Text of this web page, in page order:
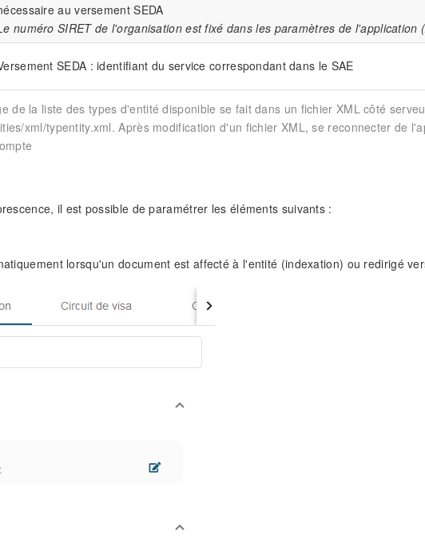
au versement SEDA
numéro SIRET de l'organisation est fixé dans les paramètres de l'application
SEDA : identifiant du service correspondant dans le SAE
de la liste des types d'entité disponible se fait dans un fichier XML côté
xml/typentity.xml. Après modification d'un fichier XML, se reconnecter de
il est possible de paramétrer les éléments suivants :
lorsqu'un document est affecté à l'entité (indexation) ou redirigé